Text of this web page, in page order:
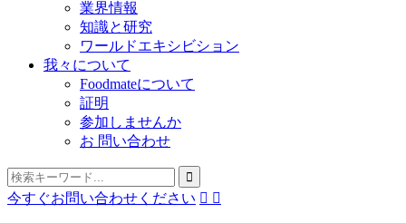
業界情報
知識と研究
ワールドエキシビション
我々について
Foodmateについて
証明
参加しませんか
お 問い合わせ
今すぐお問い合わせください  